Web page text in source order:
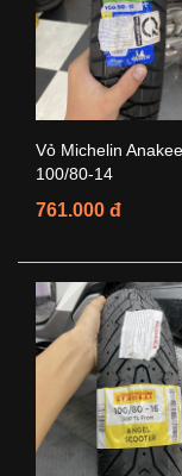
Vỏ Michelin
100/80-14
761.000 đ